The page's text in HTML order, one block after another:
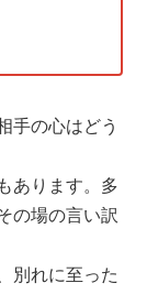
手の心はどう
あります。多
の場の言い訳
別れに至った